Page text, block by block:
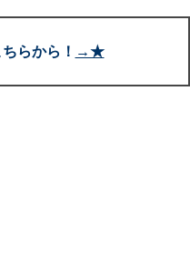
らから！ →★